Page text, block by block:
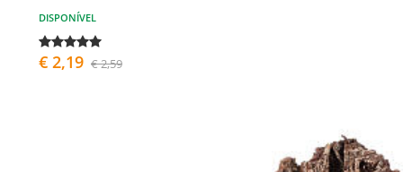
DISPONÍVEL
€ 2,19 € 2,59